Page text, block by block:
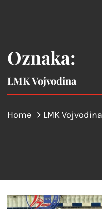
Oznaka:
LMK Vojvodina
Home LMK Vojvodina